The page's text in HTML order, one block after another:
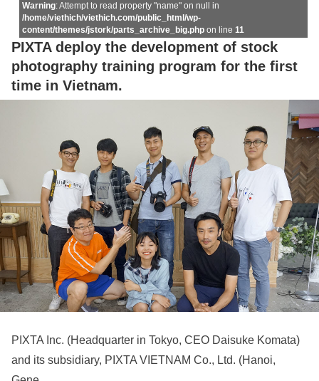
Warning: Attempt to read property "name" on null in
/home/viethich/viethich.com/public_html/wp-
content/themes/jstork/parts_archive_big.php on line11
PIXTA deploy the development of stock
photography training program for the first
time in Vietnam.
PIXTA Inc. (Headquarter in Tokyo, CEO Daisuke Komata)
and its subsidiary, PIXTA VIETNAM Co., Ltd. (Hanoi,